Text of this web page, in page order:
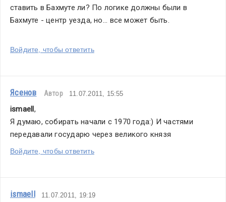
ставить в Бахмуте ли? По логике должны были в
Бахмуте - центр уезда, но... все может быть.
Войдите, чтобы ответить
Ясенов Автор 11.07.2011, 15:55
ismaell,
Я думаю, собирать начали с 1970 года:) И частями
передавали государю через великого князя
Войдите, чтобы ответить
ismaell 11.07.2011, 19:19